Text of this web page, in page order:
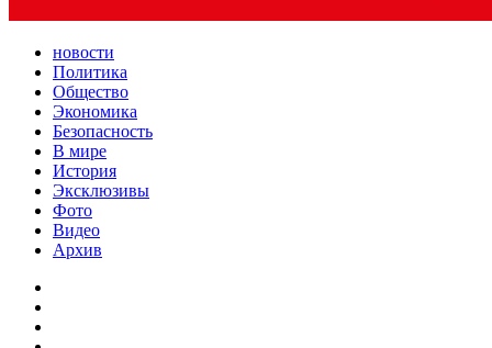
новости
Политика
Общество
Экономика
Безопасность
В мире
История
Эксклюзивы
Фото
Видео
Архив